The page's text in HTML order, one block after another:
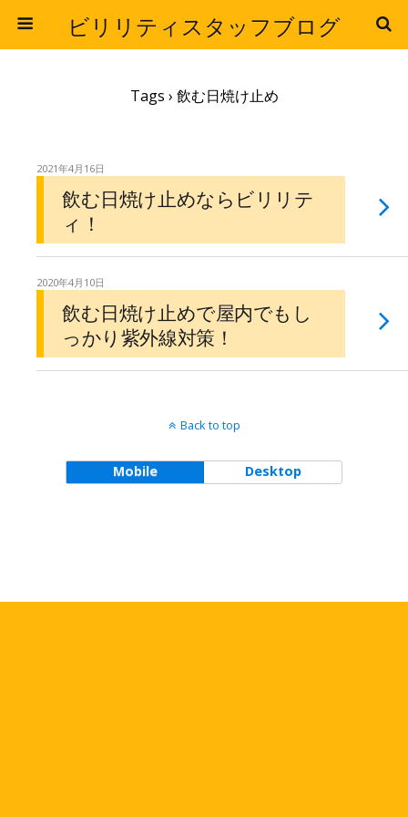
ビリリティスタッフブログ
Tags › 飲む日焼け止め
2021年4月16日
飲む日焼け止めならビリリテ
ィ！
2020年4月10日
飲む日焼け止めで屋内でもし
っかり紫外線対策！
Back to top
Mobile Desktop